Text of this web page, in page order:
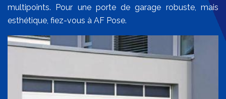
multipoints. Pour une porte de garage robuste, mais
esthétique, fiez-vous à AF Pose.